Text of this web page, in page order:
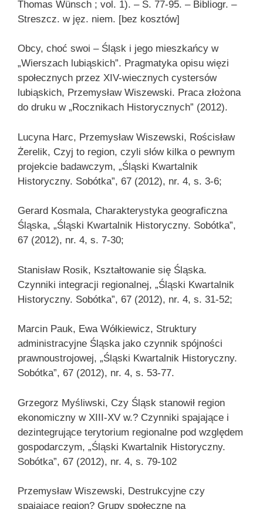
Thomas Wünsch ; vol. 1). – S. 77-95. – Bibliogr. –
Streszcz. w jęz. niem. [bez kosztów]
Obcy, choć swoi – Śląsk i jego mieszkańcy w
„Wierszach lubiąskich”. Pragmatyka opisu więzi
społecznych przez XIV-wiecznych cystersów
lubiąskich, Przemysław Wiszewski. Praca złożona
do druku w „Rocznikach Historycznych” (2012).
Lucyna Harc, Przemysław Wiszewski, Rościsław
Żerelik, Czyj to region, czyli słów kilka o pewnym
projekcie badawczym, „Śląski Kwartalnik
Historyczny. Sobótka”, 67 (2012), nr. 4, s. 3-6;
Gerard Kosmala, Charakterystyka geograficzna
Śląska, „Śląski Kwartalnik Historyczny. Sobótka”,
67 (2012), nr. 4, s. 7-30;
Stanisław Rosik, Kształtowanie się Śląska.
Czynniki integracji regionalnej, „Śląski Kwartalnik
Historyczny. Sobótka”, 67 (2012), nr. 4, s. 31-52;
Marcin Pauk, Ewa Wółkiewicz, Struktury
administracyjne Śląska jako czynnik spójności
prawnoustrojowej, „Śląski Kwartalnik Historyczny.
Sobótka”, 67 (2012), nr. 4, s. 53-77.
Grzegorz Myśliwski, Czy Śląsk stanowił region
ekonomiczny w XIII-XV w.? Czynniki spajające i
dezintegrujące terytorium regionalne pod względem
gospodarczym, „Śląski Kwartalnik Historyczny.
Sobótka”, 67 (2012), nr. 4, s. 79-102
Przemysław Wiszewski, Destrukcyjne czy
spajające region? Grupy społeczne na